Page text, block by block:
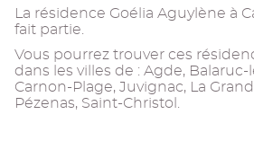
La résidence Goélia Aguylène à
fait partie.
Vous pourrez trouver ces
dans les villes de : Agde, Balaruc-
Carnon-Plage, Juvignac, La
Pézenas, Saint-Christol.